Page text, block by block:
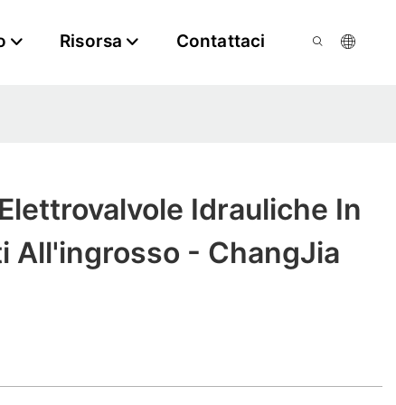
Risorsa Contattaci
Idrauliche In
All'ingrosso - ChangJia